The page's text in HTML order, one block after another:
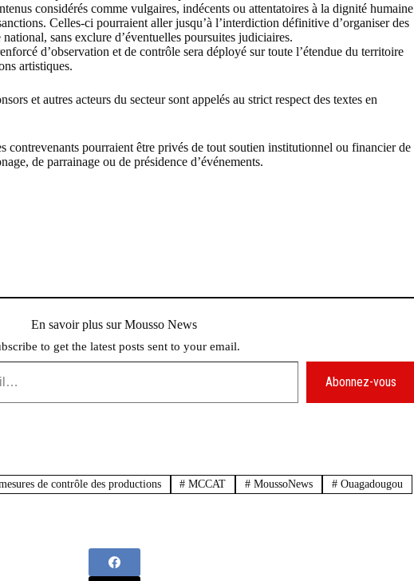
considérés comme vulgaires, indécents ou attentatoires à la dignité humaine
Celles-ci pourraient aller jusqu’à l’interdiction définitive d’organiser des
sans exclure d’éventuelles poursuites judiciaires.
d’observation et de contrôle sera déployé sur toute l’étendue du territoire
artistiques.
et autres acteurs du secteur sont appelés au strict respect des textes en
contrevenants pourraient être privés de tout soutien institutionnel ou financier de
de parrainage ou de présidence d’événements.
En savoir plus sur Mousso News
to get the latest posts sent to your email.
Abonnez-vous
de contrôle des productions # MCCAT # MoussoNews # Ouagadougou